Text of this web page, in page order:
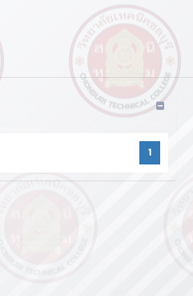
1